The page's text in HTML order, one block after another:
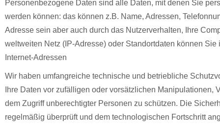
Personenbezogene Daten sind alle Daten, mit denen Sie
werden können: das können z.B. Name, Adressen,
Adresse sein aber auch durch das Nutzerverhalten, Ihre
weltweiten Netz (IP-Adresse) oder Standortdaten können Sie
Internet-Adressen
Wir haben umfangreiche technische und betriebliche
Ihre Daten vor zufälligen oder vorsätzlichen Manipulationen,
dem Zugriff unberechtigter Personen zu schützen. Die
regelmäßig überprüft und dem technologischen Fortschritt